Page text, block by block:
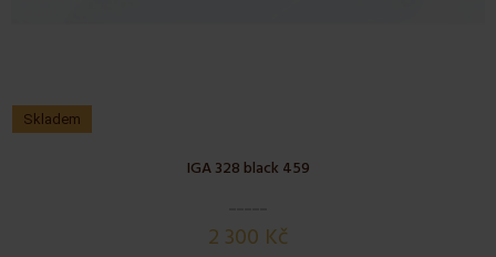
IGA 328 black 459
2 300 Kč
Skladem